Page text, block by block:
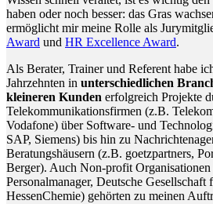
haben oder noch besser: das Gras
ermöglicht mir meine Rolle als
Award und HR Excellence Award.
Als Berater, Trainer und Referent habe
Jahrzehnten in unterschiedlichen
kleineren Kunden erfolgreich Projekte
Telekommunikationsfirmen (z.B.
Vodafone) über Software- und
SAP, Siemens) bis hin zu
Beratungshäusern (z.B. goetzpartners,
Berger). Auch Non-profit
Personalmanager, Deutsche Gesellschaft
HessenChemie) gehörten zu meinen